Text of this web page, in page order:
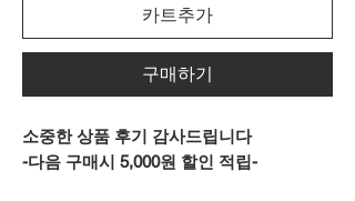
카트추가
구매하기
소중한 상품 후기 감사드립니다
-다음 구매시 5,000원 할인 적립-